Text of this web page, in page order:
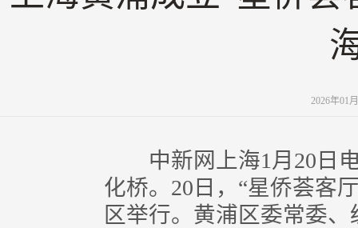
2026年01
中新网上海1月20日电
化桥。20日，“星侨荟客
区举行。黄浦区委常委